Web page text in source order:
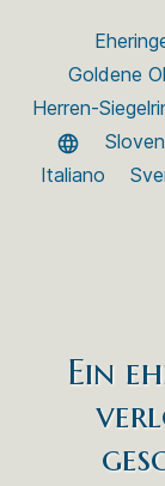
Goldene
Herren-
Italiano
Ein